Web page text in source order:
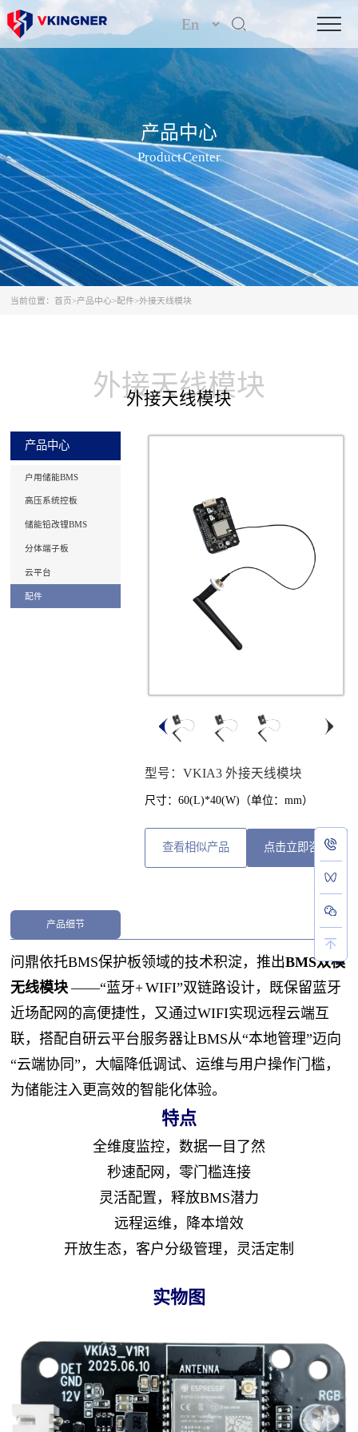
产品中心
Product Center
当前位置：首页 >产品中心>配件>外接天线模块
外接天线模块
外接天线模块
产品中心
户用储能BMS
高压系统控板
储能铅改锂BMS
分体端子板
云平台
配件
型号：VKIA3 外接天线模块
尺寸：60(L)*40(W)（单位：mm）
查看相似产品 点击立即咨询
产品细节
问鼎依托BMS保护板领域的技术积淀，推出BMS双模
无线模块——“蓝牙+ WIFI”双链路设计，既保留蓝牙
近场配网的高便捷性，又通过WIFI实现远程云端互
联，搭配自研云平台服务器让BMS从“本地管理”迈向
“云端协同”，大幅降低调试、运维与用户操作门槛，
为储能注入更高效的智能化体验。
特点
全维度监控，数据一目了然
秒速配网，零门槛连接
灵活配置，释放BMS潜力
远程运维，降本增效
开放生态，客户分级管理，灵活定制
实物图